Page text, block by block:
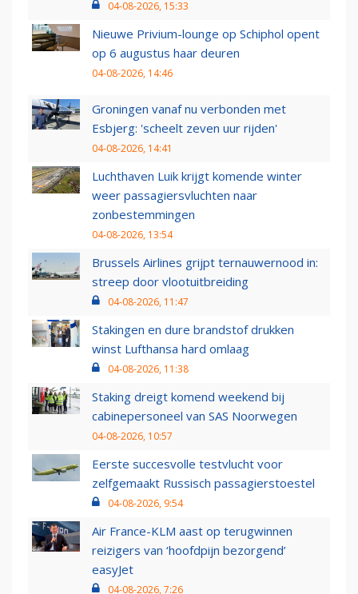
04-08-2026, 15:33
Nieuwe Privium-lounge op Schiphol opent
op 6 augustus haar deuren
04-08-2026, 14:46
Groningen vanaf nu verbonden met
Esbjerg: 'scheelt zeven uur rijden'
04-08-2026, 14:41
Luchthaven Luik krijgt komende winter
weer passagiersvluchten naar
zonbestemmingen
04-08-2026, 13:54
Brussels Airlines grijpt ternauwernood in:
streep door vlootuitbreiding
04-08-2026, 11:47
Stakingen en dure brandstof drukken
winst Lufthansa hard omlaag
04-08-2026, 11:38
Staking dreigt komend weekend bij
cabinepersoneel van SAS Noorwegen
04-08-2026, 10:57
Eerste succesvolle testvlucht voor
zelfgemaakt Russisch passagierstoestel
04-08-2026, 9:54
Air France-KLM aast op terugwinnen
reizigers van ‘hoofdpijn bezorgend’
easyJet
04-08-2026, 7:26